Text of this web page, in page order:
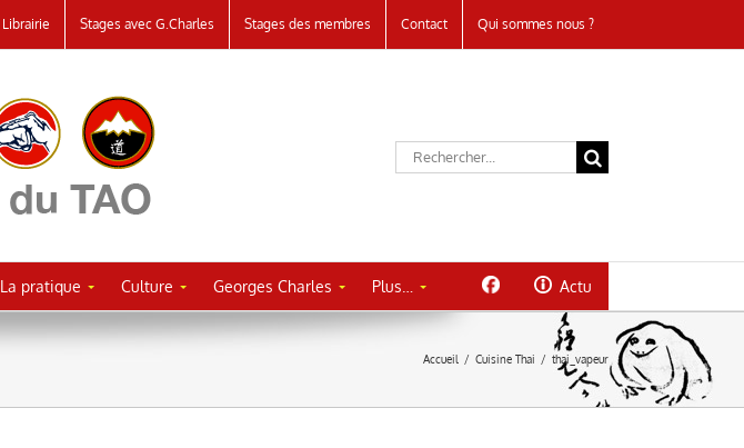
Librairie Stages avec G.Charles Stages des membres Contact Qui sommes nous ?
Rechercher:
La pratique Culture Georges Charles Plus… Actu
Accueil / Cuisine Thai / thai_vapeur